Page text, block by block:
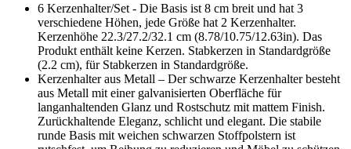
6 Kerzenhalter/Set - Die Basis ist 8 cm breit und hat 3
verschiedene Höhen, jede Größe hat 2 Kerzenhalter.
Kerzenhöhe 22.3/27.2/32.1 cm (8.78/10.75/12.63in). Das
Produkt enthält keine Kerzen. Stabkerzen in Standardgröße
(2.2 cm), für Stabkerzen in Standardgröße.
Kerzenhalter aus Metall – Der schwarze Kerzenhalter besteht
aus Metall mit einer galvanisierten Oberfläche für
langanhaltenden Glanz und Rostschutz mit mattem Finish.
Zurückhaltende Eleganz, schlicht und elegant. Die stabile
runde Basis mit weichen schwarzen Stoffpolstern ist